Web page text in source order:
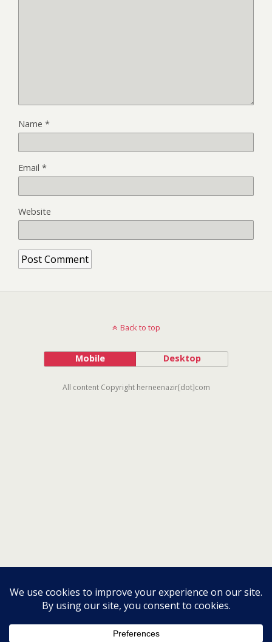
Name *
Email *
Website
Back to top
Mobile Desktop
All content Copyright herneenazir[dot]com